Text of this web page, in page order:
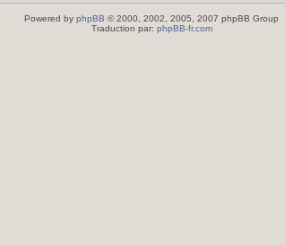
Powered by phpBB © 2000, 2002, 2005, 2007 phpBB Group
Traduction par: phpBB-fr.com